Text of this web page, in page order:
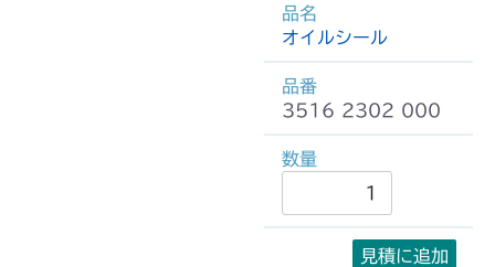
オイルシール
3516 2302 000
見積に追加